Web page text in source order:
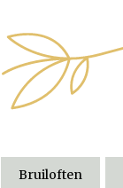
Bruiloften